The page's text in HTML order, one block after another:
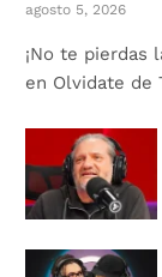
agosto 5, 2026
¡No te pierdas
en Olvidate de